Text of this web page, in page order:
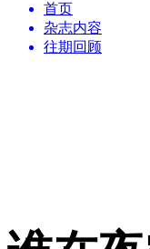
首页
杂志内容
往期回顾